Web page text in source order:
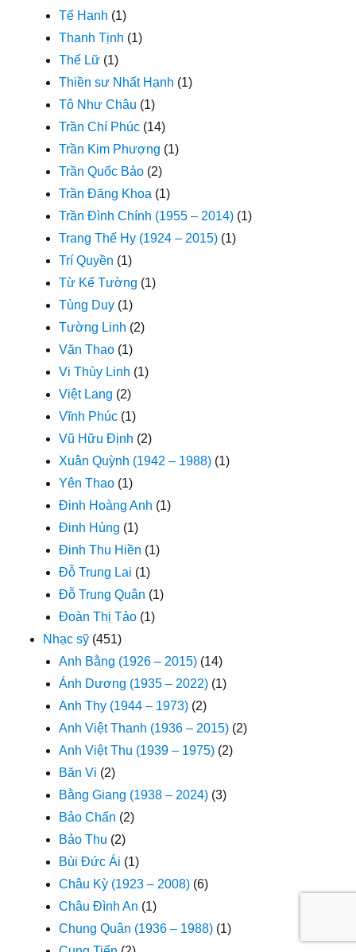
Tế Hanh (1)
Thanh Tịnh (1)
Thế Lữ (1)
Thiền sư Nhất Hạnh (1)
Tô Như Châu (1)
Trần Chí Phúc (14)
Trần Kim Phượng (1)
Trần Quốc Bảo (2)
Trần Đăng Khoa (1)
Trần Đình Chính (1955 – 2014) (1)
Trang Thế Hy (1924 – 2015) (1)
Trí Quyền (1)
Từ Kế Tường (1)
Tùng Duy (1)
Tường Linh (2)
Văn Thao (1)
Vi Thùy Linh (1)
Việt Lang (2)
Vĩnh Phúc (1)
Vũ Hữu Định (2)
Xuân Quỳnh (1942 – 1988) (1)
Yên Thao (1)
Đinh Hoàng Anh (1)
Đinh Hùng (1)
Đinh Thu Hiền (1)
Đỗ Trung Lai (1)
Đỗ Trung Quân (1)
Đoàn Thị Tảo (1)
Nhạc sỹ (451)
Anh Bằng (1926 – 2015) (14)
Ánh Dương (1935 – 2022) (1)
Anh Thy (1944 – 1973) (2)
Anh Việt Thanh (1936 – 2015) (2)
Anh Việt Thu (1939 – 1975) (2)
Băn Vi (2)
Bằng Giang (1938 – 2024) (3)
Bảo Chấn (2)
Bảo Thu (2)
Bùi Đức Ái (1)
Châu Kỳ (1923 – 2008) (6)
Châu Đình An (1)
Chung Quân (1936 – 1988) (1)